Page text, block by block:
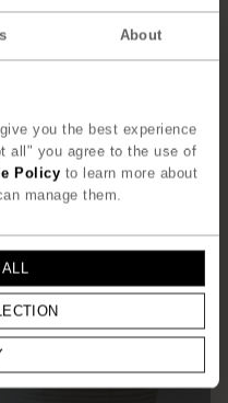
About
you the best experience
all" you agree to the use of
Policy to learn more about
manage them.